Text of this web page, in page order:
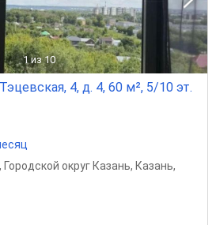
1 из 10
4, д. 4, 60 м², 5/10 эт.
, Городской округ Казань, Казань,